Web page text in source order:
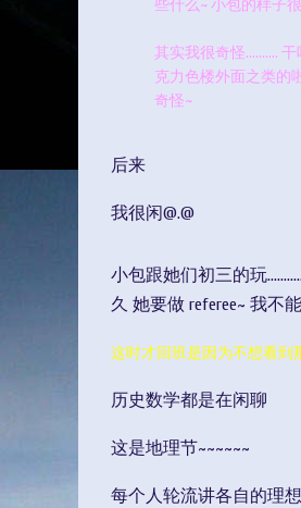
些什么~ 小包的样子
其实我很奇怪..........
克力色楼外面之类的
奇怪~
后来
我很闲@.@
小包跟她们初三的玩
久 她要做 referee~ 我不
这时才回班是因为不想看到
历史数学都是在闲聊
这是地理节~~~~~~
每个人轮流讲各自的理